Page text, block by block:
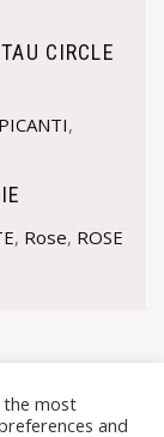
CIRCLE
,
, Rose, ROSE
the most
and